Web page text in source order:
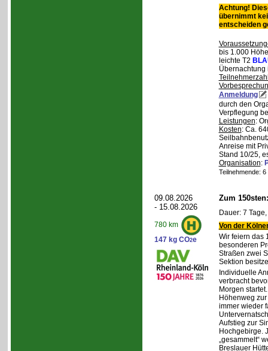
Achtung!
übernimmt
entscheiden
bis 1.000
leichte T2
Übernachtung
Anmeldung
durch den
Verpflegung
Leistungen:
Kosten: Ca.
Anreise mit
Stand 10/25,
Organisation:
Teilnehmende:
09.08.2026
- 15.08.2026
780 km
147 kg CO2e
Zum
Dauer: 7
Von der
Wir feiern das
besonderen
Straßen zwei
Sektion
Individuelle
verbracht
Morgen
Höhenweg
immer wieder
Aufstieg zur
Hochgebirge.
„gesammelt“
Breslauer